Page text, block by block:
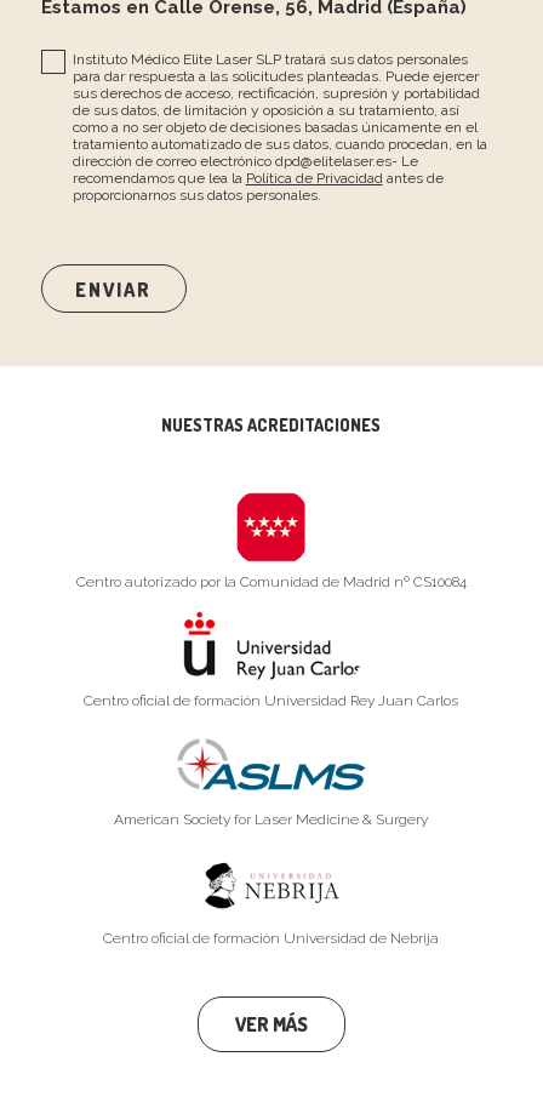
Estamos en Calle Orense, 56, Madrid (España)
Instituto Médico Elite Laser SLP tratará sus datos personales
para dar respuesta a las solicitudes planteadas. Puede ejercer
sus derechos de acceso, rectificación, supresión y portabilidad
de sus datos, de limitación y oposición a su tratamiento, así
como a no ser objeto de decisiones basadas únicamente en el
tratamiento automatizado de sus datos, cuando procedan, en la
dirección de correo electrónico dpd@elitelaser.es- Le
recomendamos que lea la Política de Privacidadantes de
proporcionarnos sus datos personales.
NUESTRAS ACREDITACIONES
Centro autorizado por la Comunidad de Madrid nº CS10084
Centro oficial de formación Universidad Rey Juan Carlos
American Society for Laser Medicine & Surgery
Centro oficial de formación Universidad de Nebrija
VER MÁS